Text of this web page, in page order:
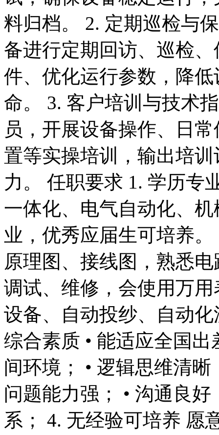
料归档。 2. 定期巡检与
备进行定期回访、巡检
件、优化运行参数，降
命。 3. 客户培训与技术
员，开展设备操作、日
置等实操培训，输出培
力。 任职要求 1. 学历专
一体化、电气自动化、
业，优秀应届生可培养
原理图、接线图，熟悉
调试、维修，会使用万
设备、自动投纱、自动
综合素质 • 能适应全国
间环境； • 逻辑思维清
问题能力强； • 沟通良
系； 4. 无经验可培养 愿